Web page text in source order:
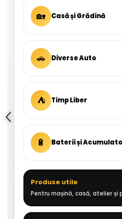
🏡 Casă și Grădină
🚗 Diverse Auto
⛺ Timp Liber
🔋 Baterii și
Produse utile
Pentru mașină, casă, atelier